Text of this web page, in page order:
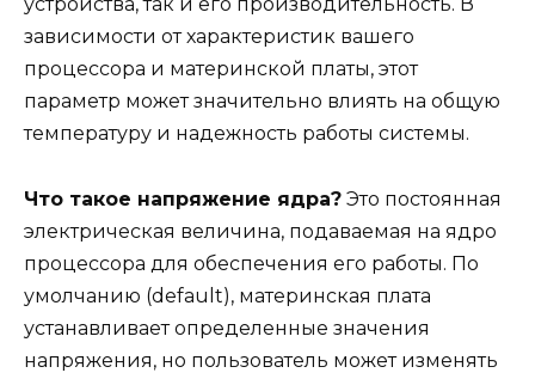
устройства, так и его производительность. В
зависимости от характеристик вашего
процессора и материнской платы, этот
параметр может значительно влиять на общую
температуру и надежность работы системы.
Что такое напряжение ядра? Это постоянная
электрическая величина, подаваемая на ядро
процессора для обеспечения его работы. По
умолчанию (default), материнская плата
устанавливает определенные значения
напряжения, но пользователь может изменять